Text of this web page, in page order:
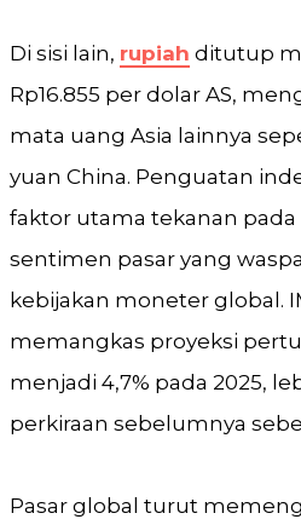
Di sisi lain, rupiah ditutup
Rp16.855 per dolar AS,
mata uang Asia lainnya
yuan China. Penguatan
faktor utama tekanan
sentimen pasar yang
kebijakan moneter global.
memangkas proyeksi
menjadi 4,7% pada 2025,
perkiraan sebelumnya
Pasar global turut